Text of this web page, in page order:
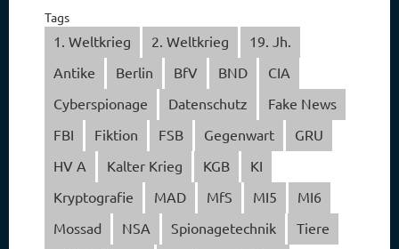
Tags
1. Weltkrieg 2. Weltkrieg
19. Jh.
Antike
Berlin BfV BND
CIA
Cyberspionage
Datenschutz
Fake News
FBI
Fiktion FSB Gegenwart
GRU
HV A
Kalter Krieg KGB
KI
Kryptografie
MAD MfS MI5
MI6
Mossad
NSA Spionagetechnik
Tiere